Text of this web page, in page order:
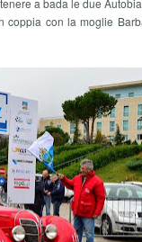
a bada le due
con la moglie